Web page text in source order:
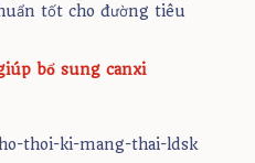
tốt cho đường tiêu
bổ sung canxi